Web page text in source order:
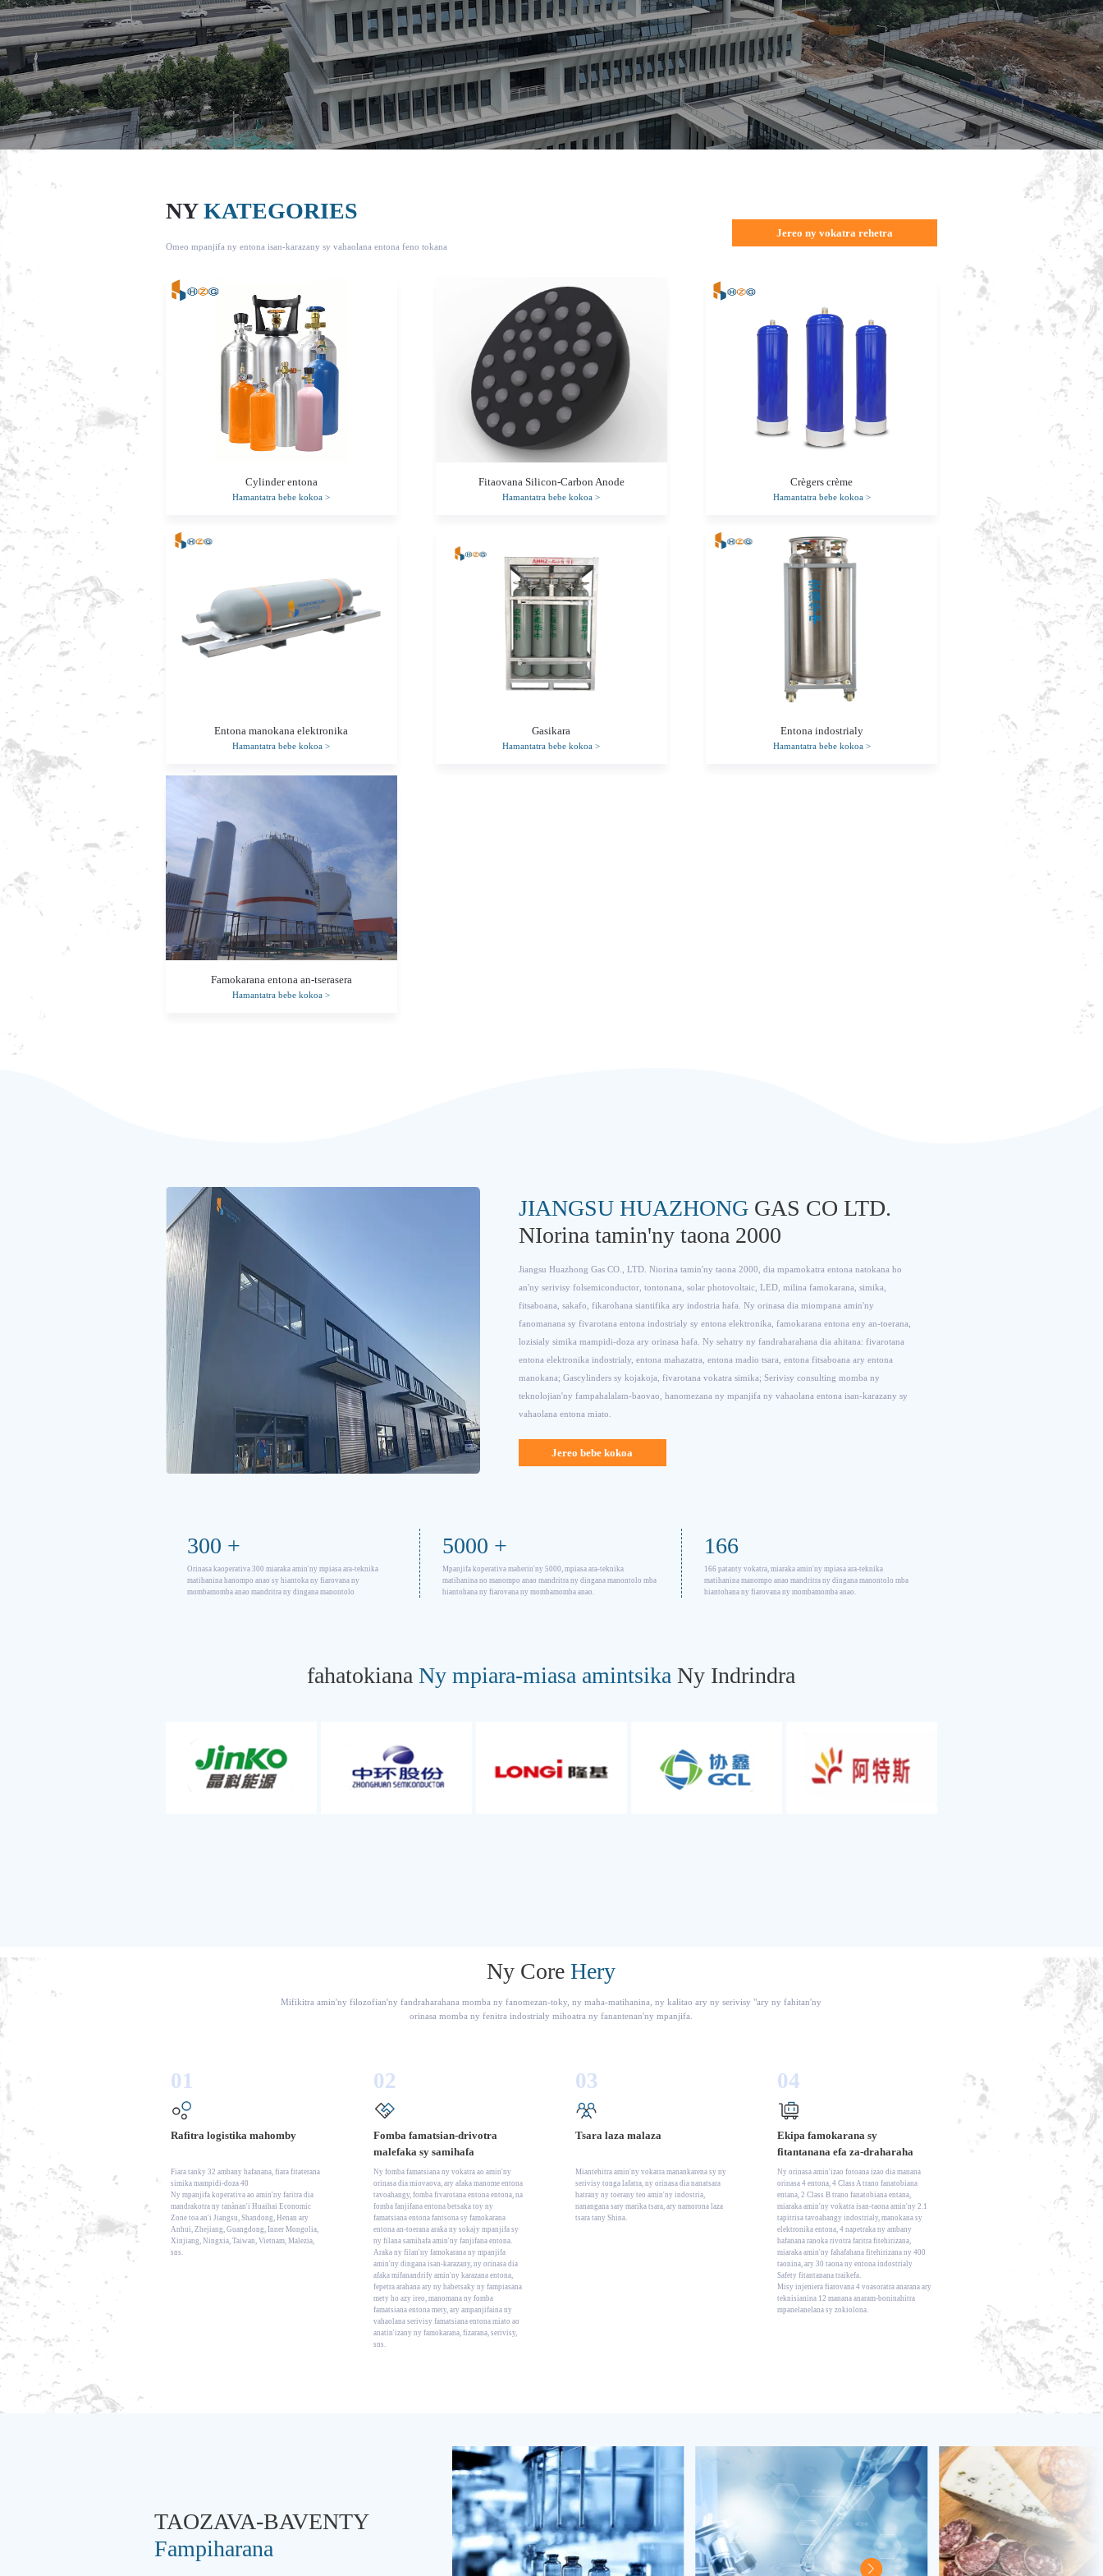
NYKATEGORIES
Omeo mpanjifa ny entona isan-karazany sy vahaolana entona feno tokana
Jereo ny vokatra rehetra
Cylinder entona
Hamantatra bebe kokoa>
Fitaovana Silicon-Carbon Anode
Hamantatra bebe kokoa>
Crègers crème
Hamantatra bebe kokoa >
Entona manokana elektronika
Hamantatra bebe kokoa>
Gasikara
Hamantatra bebe kokoa>
Entona indostrialy
Hamantatra bebe kokoa >
Famokarana entona an-tserasera
Hamantatra bebe kokoa>
JIANGSU HUAZHONGGAS CO LTD.
NIorina tamin'ny taona 2000
Jiangsu Huazhong Gas CO., LTD. Niorina tamin'ny taona 2000, dia mpamokatra entona natokana ho
an'ny serivisy folsemiconductor, tontonana, solar photovoltaic, LED, milina famokarana, simika,
fitsaboana, sakafo, fikarohana siantifika ary indostria hafa. Ny orinasa dia miompana amin'ny
fanomanana sy fivarotana entona indostrialy sy entona elektronika, famokarana entona eny an-toerana,
lozisialy simika mampidi-doza ary orinasa hafa. Ny sehatry ny fandraharahana dia ahitana: fivarotana
entona elektronika indostrialy, entona mahazatra, entona madio tsara, entona fitsaboana ary entona
manokana; Gascylinders sy kojakoja, fivarotana vokatra simika; Serivisy consulting momba ny
teknolojian'ny fampahalalam-baovao, hanomezana ny mpanjifa ny vahaolana entona isan-karazany sy
vahaolana entona miato.
Jereo bebe kokoa
300 +
Orinasa kaoperativa 300 miaraka amin'ny mpiasa ara-teknika
matihanina hanompo anao sy hiantoka ny fiarovana ny
mombamomba anao mandritra ny dingana manontolo
5000 +
Mpanjifa koperativa maherin'ny 5000, mpiasa ara-teknika
matihanina no manompo anao mandritra ny dingana manontolo mba
hiantohana ny fiarovana ny mombamomba anao.
166
166 patanty vokatra, miaraka amin'ny mpiasa ara-teknika
matihanina manompo anao mandritra ny dingana manontolo mba
hiantohana ny fiarovana ny mombamomba anao.
fahatokianaNy mpiara-miasa amintsika Ny Indrindra
Ny Core Hery
Mifikitra amin'ny filozofian'ny fandraharahana momba ny fanomezan-toky, ny maha-matihanina, ny kalitao ary ny serivisy "ary ny fahitan'ny
orinasa momba ny fenitra indostrialy mihoatra ny fanantenan'ny mpanjifa.
01
Rafitra logistika mahomby
Fiara tanky 32 ambany hafanana, fiara fitaterana
simika mampidi-doza 40
Ny mpanjifa koperativa ao amin'ny faritra dia
mandrakotra ny tanànan'i Huaihai Economic
Zone toa an'i Jiangsu, Shandong, Henan ary
Anhui, Zhejiang, Guangdong, Inner Mongolia,
Xinjiang, Ningxia, Taiwan, Vietnam, Malezia,
sns.
02
Fomba famatsian-drivotra
malefaka sy samihafa
Ny fomba famatsiana ny vokatra ao amin'ny
orinasa dia miovaova, ary afaka manome entona
tavoahangy, fomba fivarotana entona entona, na
fomba fanjifana entona betsaka toy ny
famatsiana entona fantsona sy famokarana
entona an-toerana araka ny sokajy mpanjifa sy
ny filana samihafa amin'ny fanjifana entona.
Araka ny filan'ny famokarana ny mpanjifa
amin'ny dingana isan-karazany, ny orinasa dia
afaka mifanandrify amin'ny karazana entona,
fepetra arahana ary ny habetsaky ny fampiasana
mety ho azy ireo, manomana ny fomba
famatsiana entona mety, ary ampanjifaina ny
vahaolana serivisy famatsiana entona miato ao
anatin'izany ny famokarana, fizarana, serivisy,
sns.
03
Tsara laza malaza
Miantehitra amin'ny vokatra manankarena sy ny
serivisy tonga lafatra, ny orinasa dia nanatsara
hatrany ny toerany teo amin'ny indostria,
nanangana sary marika tsara, ary namorona laza
tsara tany Shina.
04
Ekipa famokarana sy
fitantanana efa za-draharaha
Ny orinasa amin'izao fotoana izao dia manana
orinasa 4 entona, 4 Class A trano fanatobiana
entana, 2 Class B trano fanatobiana entana,
miaraka amin'ny vokatra isan-taona amin'ny 2.1
tapitrisa tavoahangy indostrialy, manokana sy
elektronika entona, 4 napetraka ny ambany
hafanana ranoka rivotra faritra fitehirizana,
miaraka amin'ny fahafahana fitehirizana ny 400
taonina, ary 30 taona ny entona indostrialy
Safety fitantanana traikefa.
Misy injeniera fiarovana 4 voasoratra anarana ary
teknisianina 12 manana anaram-boninahitra
mpanelanelana sy zokiolona.
TAOZAVA-BAVENTY
Fampiharana